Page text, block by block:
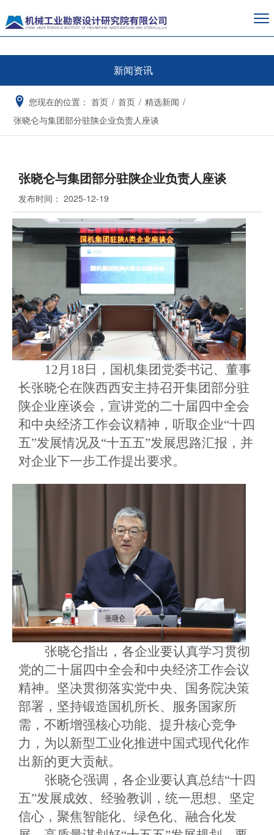
新闻资讯
您现在的位置： 首页 / 首页 / 精选新闻 /
张晓仑与集团部分驻陕企业负责人座谈
张晓仑与集团部分驻陕企业负责人座谈
发布时间： 2025-12-19
12月18日，国机集团党委书记、董事
长张晓仑在陕西西安主持召开集团部分驻
陕企业座谈会，宣讲党的二十届四中全会
和中央经济工作会议精神，听取企业“十四
五”发展情况及“十五五”发展思路汇报，并
对企业下一步工作提出要求。
张晓仑指出，各企业要认真学习贯彻
党的二十届四中全会和中央经济工作会议
精神。坚决贯彻落实党中央、国务院决策
部署，坚持锻造国机所长、服务国家所
需，不断增强核心功能、提升核心竞争
力，为以新型工业化推进中国式现代化作
出新的更大贡献。
张晓仑强调，各企业要认真总结“十四
五”发展成效、经验教训，统一思想、坚定
信心，聚焦智能化、绿色化、融合化发